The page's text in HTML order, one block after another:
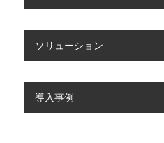
ソリューション
導入事例